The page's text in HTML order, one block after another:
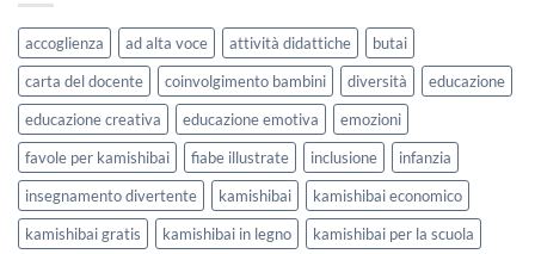
Settembre
2026
lavorare
sull’accoglienza
a
scuola
accoglienza ad alta voce attività didattiche
butai
carta del docente
coinvolgimento bambini diversità
educazione
educazione creativa
educazione emotiva
emozioni
favole per kamishibai
fiabe illustrate inclusione
infanzia
insegnamento divertente
kamishibai
kamishibai economico
kamishibai gratis
kamishibai in legno
kamishibai per la scuola